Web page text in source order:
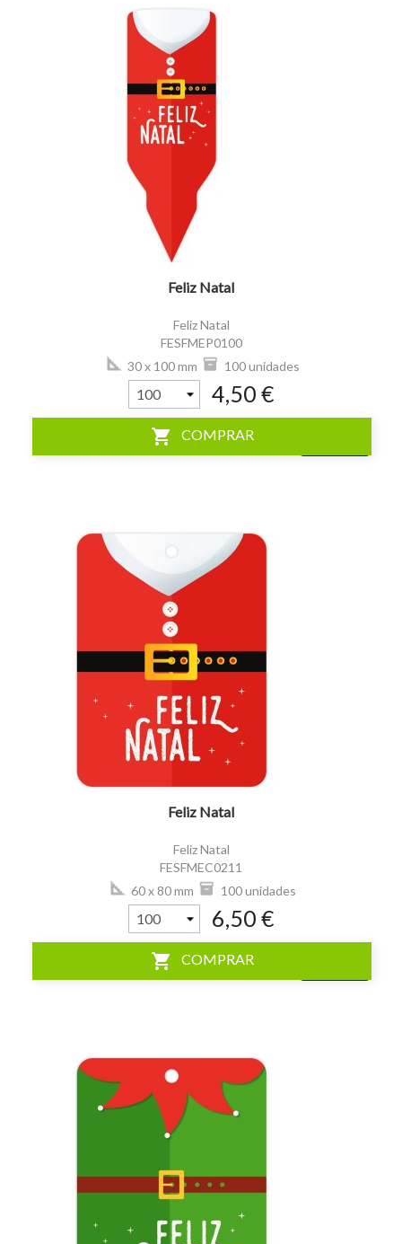
Feliz Natal
Feliz Natal
FESFMEP0100
30 x 100 mm
100 unidades
4,50 €
shopping_cart COMPRAR
Feliz Natal
Feliz Natal
FESFMEC0211
60 x 80 mm
100 unidades
6,50 €
shopping_cart COMPRAR